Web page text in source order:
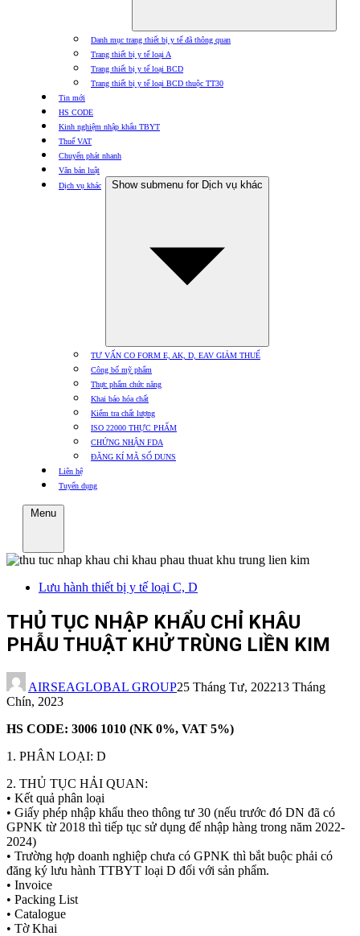
Danh mục trang thiết bị y tế đã thông quan
Trang thiết bị y tế loại A
Trang thiết bị y tế loại BCD
Trang thiết bị y tế loại BCD thuộc TT30
Tin mới
HS CODE
Kinh nghiệm nhập khẩu TBYT
Thuế VAT
Chuyển phát nhanh
Văn bản luật
Dịch vụ khác
Show submenu for Dịch vụ khác
TƯ VẤN CO FORM E, AK, D, EAV GIẢM THUẾ
Công bố mỹ phẩm
Thực phẩm chức năng
Khai báo hóa chất
Kiểm tra chất lượng
ISO 22000 THỰC PHẨM
CHỨNG NHẬN FDA
ĐĂNG KÍ MÃ SỐ DUNS
Liên hệ
Tuyển dụng
Menu
Lưu hành thiết bị y tế loại C, D
THỦ TỤC NHẬP KHẨU CHỈ KHÂU
PHẪU THUẬT KHỬ TRÙNG LIỀN KIM
AIRSEAGLOBAL GROUP25 Tháng Tư, 202213 Tháng
Chín, 2023
HS CODE: 3006 1010 (NK 0%, VAT 5%)
1. PHÂN LOẠI: D
2. THỦ TỤC HẢI QUAN:
• Kết quả phân loại
• Giấy phép nhập khẩu theo thông tư 30 (nếu trước đó DN đã có
GPNK từ 2018 thì tiếp tục sử dụng để nhập hàng trong năm 2022-
2024)
• Trường hợp doanh nghiệp chưa có GPNK thì bắt buộc phải có
đăng ký lưu hành TTBYT loại D đối với sản phẩm.
• Invoice
• Packing List
• Catalogue
• Tờ Khai